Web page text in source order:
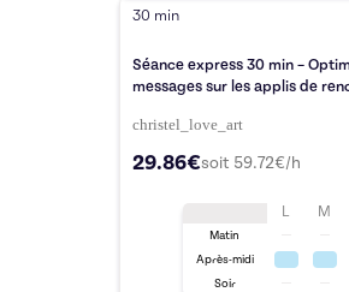
30 min
Séance express 30 min –
messages sur les applis de
christel_love_art
29.86€soit 59.72€/h
L M
Matin
Après-midi
Soir